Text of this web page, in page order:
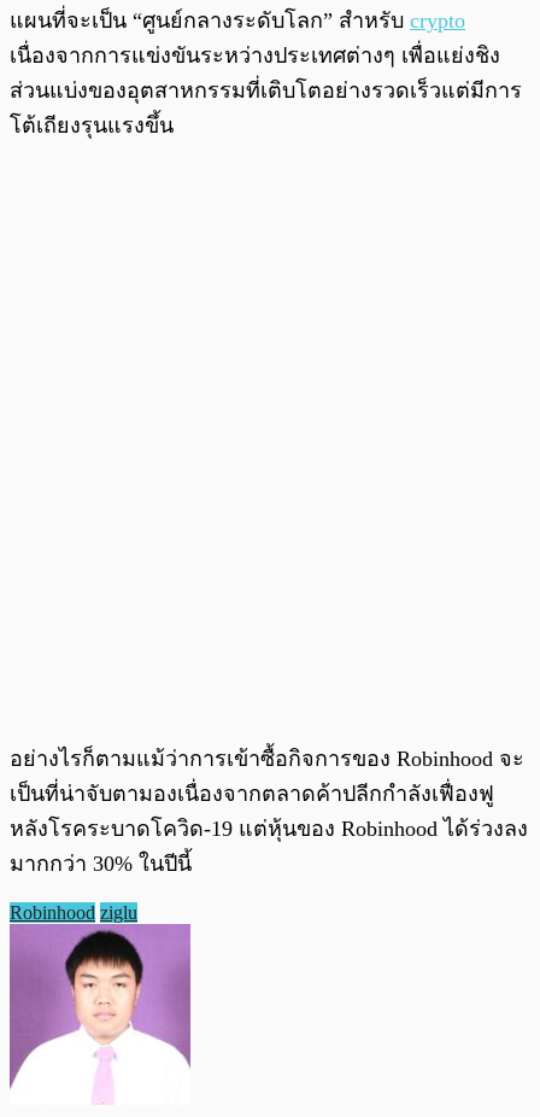
แผนที่จะเป็น “ศูนย์กลางระดับโลก” สำหรับ crypto
เนื่องจากการแข่งขันระหว่างประเทศต่างๆ เพื่อแย่งชิง
ส่วนแบ่งของอุตสาหกรรมที่เติบโตอย่างรวดเร็วแต่มีการ
โต้เถียงรุนแรงขึ้น
อย่างไรก็ตามแม้ว่าการเข้าซื้อกิจการของ Robinhood จะ
เป็นที่น่าจับตามองเนื่องจากตลาดค้าปลีกกำลังเฟื่องฟู
หลังโรคระบาดโควิด-19 แต่หุ้นของ Robinhood ได้ร่วงลง
มากกว่า 30% ในปีนี้
Robinhood ziglu